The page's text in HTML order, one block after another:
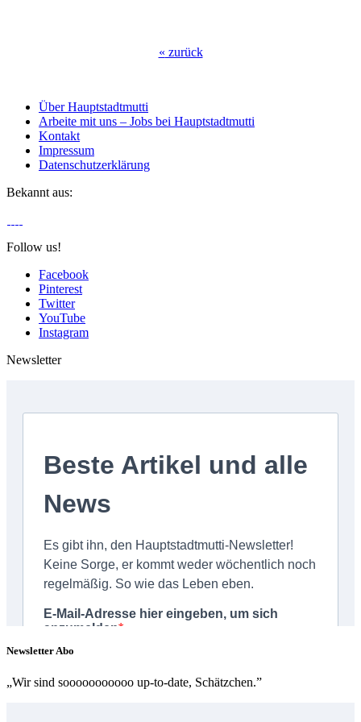
« zurück
Über Hauptstadtmutti
Arbeite mit uns – Jobs bei Hauptstadtmutti
Kontakt
Impressum
Datenschutzerklärung
Bekannt aus:
Follow us!
Facebook
Pinterest
Twitter
YouTube
Instagram
Newsletter
Newsletter Abo
„Wir sind sooooooooooo up-to-date, Schätzchen.”